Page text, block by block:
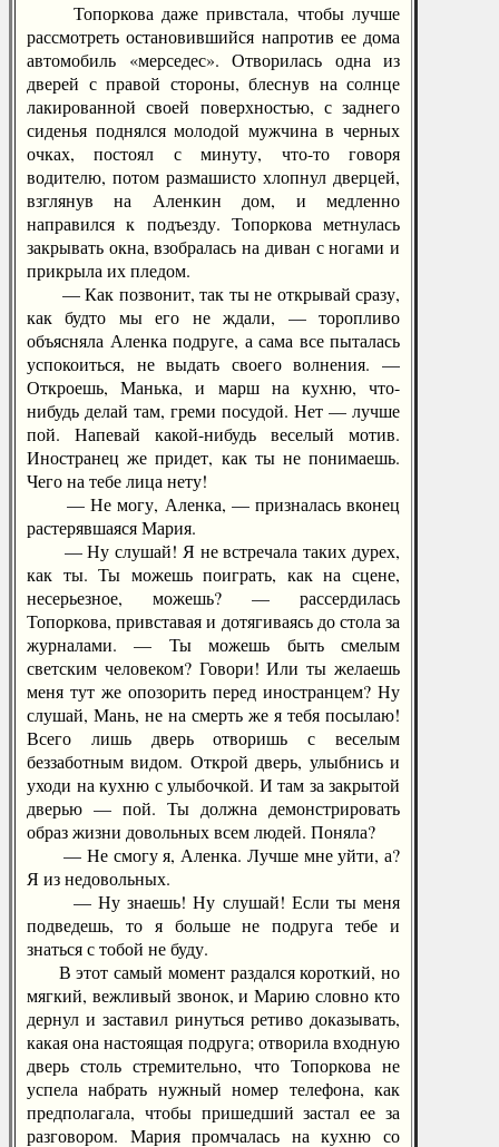
Топоркова даже привстала, чтобы лучше
рассмотреть остановившийся напротив ее дома
автомобиль «мерседес». Отворилась одна из
дверей с правой стороны, блеснув на солнце
лакированной своей поверхностью, с заднего
сиденья поднялся молодой мужчина в черных
очках, постоял с минуту, что-то говоря
водителю, потом размашисто хлопнул дверцей,
взглянув на Аленкин дом, и медленно
направился к подъезду. Топоркова метнулась
закрывать окна, взобралась на диван с ногами и
прикрыла их пледом.
— Как позвонит, так ты не открывай сразу,
как будто мы его не ждали, — торопливо
объясняла Аленка подруге, а сама все пыталась
успокоиться, не выдать своего волнения. —
Откроешь, Манька, и марш на кухню, что-
нибудь делай там, греми посудой. Нет — лучше
пой. Напевай какой-нибудь веселый мотив.
Иностранец же придет, как ты не понимаешь.
Чего на тебе лица нету!
— Не могу, Аленка, — призналась вконец
растерявшаяся Мария.
— Ну слушай! Я не встречала таких дурех,
как ты. Ты можешь поиграть, как на сцене,
несерьезное, можешь? — рассердилась
Топоркова, привставая и дотягиваясь до стола за
журналами. — Ты можешь быть смелым
светским человеком? Говори! Или ты желаешь
меня тут же опозорить перед иностранцем? Ну
слушай, Мань, не на смерть же я тебя посылаю!
Всего лишь дверь отворишь с веселым
беззаботным видом. Открой дверь, улыбнись и
уходи на кухню с улыбочкой. И там за закрытой
дверью — пой. Ты должна демонстрировать
образ жизни довольных всем людей. Поняла?
— Не смогу я, Аленка. Лучше мне уйти, а?
Я из недовольных.
— Ну знаешь! Ну слушай! Если ты меня
подведешь, то я больше не подруга тебе и
знаться с тобой не буду.
В этот самый момент раздался короткий, но
мягкий, вежливый звонок, и Марию словно кто
дернул и заставил ринуться ретиво доказывать,
какая она настоящая подруга; отворила входную
дверь столь стремительно, что Топоркова не
успела набрать нужный номер телефона, как
предполагала, чтобы пришедший застал ее за
разговором. Мария промчалась на кухню со